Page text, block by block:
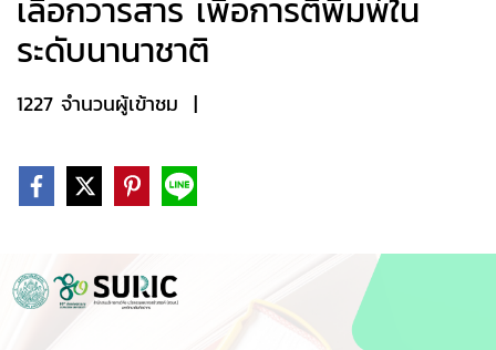
เลือกวารสาร เพื่อการตีพิมพ์ใน
ระดับนานาชาติ
1227 จำนวนผู้เข้าชม |